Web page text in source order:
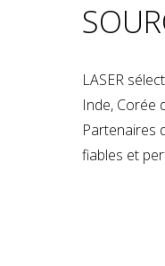
LASER
Inde, Corée
Partenaires
fiables et